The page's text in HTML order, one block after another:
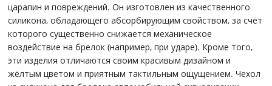
царапин и повреждений. Он изготовлен из качественного
силикона, обладающего абсорбирующим свойством, за счёт
которого существенно снижается механическое
воздействие на брелок (например, при ударе). Кроме того,
эти изделия отличаются своим красивым дизайном и
жёлтым цветом и приятным тактильным ощущением. Чехол